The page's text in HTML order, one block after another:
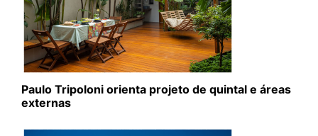
Paulo Tripoloni orienta projeto de quintal e áreas
externas